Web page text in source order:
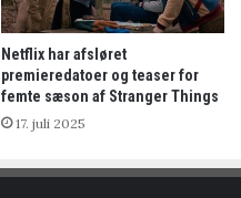
Netflix har afsløret
premieredatoer og teaser for
femte sæson af Stranger Things
17. juli 2025